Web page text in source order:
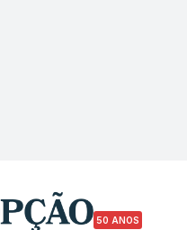
50 ANOS